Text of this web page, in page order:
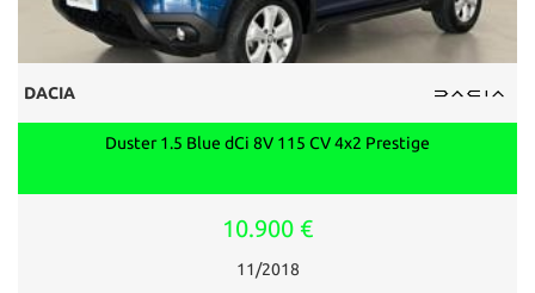
DACIA
Duster 1.5 Blue dCi 8V 115 CV 4x2 Prestige
10.900 €
11/2018